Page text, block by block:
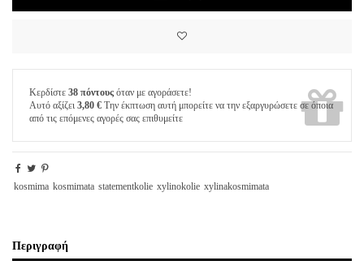
Κερδίστε 38 πόντους όταν με αγοράσετε!
Αυτό αξίζει 3,80 € Την έκπτωση αυτή μπορείτε να την εξαργυρώσετε σε όποια
από τις επόμενες αγορές σας επιθυμείτε
kosmima kosmimata statementkolie xylinokolie xylinakosmimata
Περιγραφή